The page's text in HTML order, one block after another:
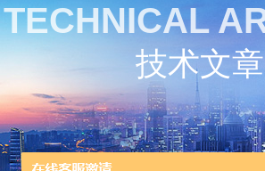
TECHNICAL
技术文章